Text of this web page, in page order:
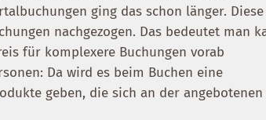
ging das schon länger. Diese
nachgezogen. Das bedeutet man
für komplexere Buchungen vorab
Da wird es beim Buchen eine
geben, die sich an der angebotenen